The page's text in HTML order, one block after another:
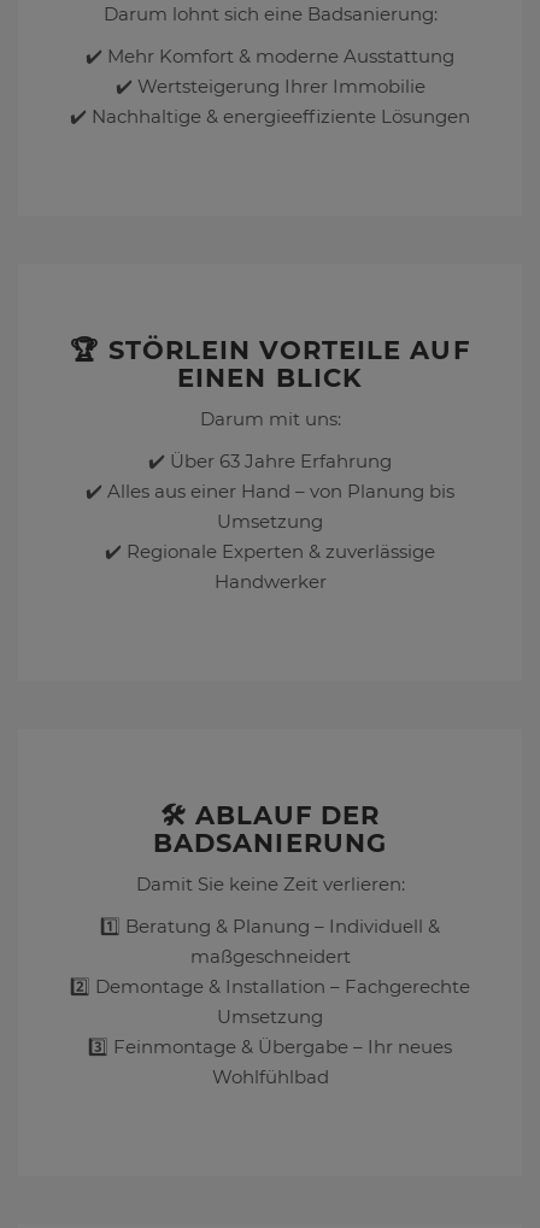
Darum lohnt sich eine Badsanierung:
✔️ Mehr Komfort & moderne Ausstattung
✔️ Wertsteigerung Ihrer Immobilie
✔️ Nachhaltige & energieeffiziente Lösungen
🏆 STÖRLEIN VORTEILE AUF
EINEN BLICK
Darum mit uns:
✔️ Über 63 Jahre Erfahrung
✔️ Alles aus einer Hand – von Planung bis
Umsetzung
✔️ Regionale Experten & zuverlässige
Handwerker
🛠️ ABLAUF DER
BADSANIERUNG
Damit Sie keine Zeit verlieren:
1️⃣ Beratung & Planung – Individuell &
maßgeschneidert
2️⃣ Demontage & Installation – Fachgerechte
Umsetzung
3️⃣ Feinmontage & Übergabe – Ihr neues
Wohlfühlbad